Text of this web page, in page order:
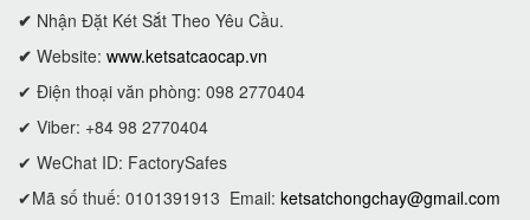
✔ Nhận Đặt Két Sắt Theo Yêu Cầu.
✔ Website: www.ketsatcaocap.vn
✔ Điện thoại văn phòng: 098 2770404
✔ Viber: +84 98 2770404
✔ WeChat ID: FactorySafes
✔Mã số thuế: 0101391913 Email: ketsatchongchay@gmail.com